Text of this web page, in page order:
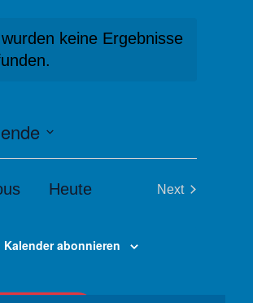
keine Ergebnisse
Veranstaltungen
Heute
Next
Kalender abonnieren